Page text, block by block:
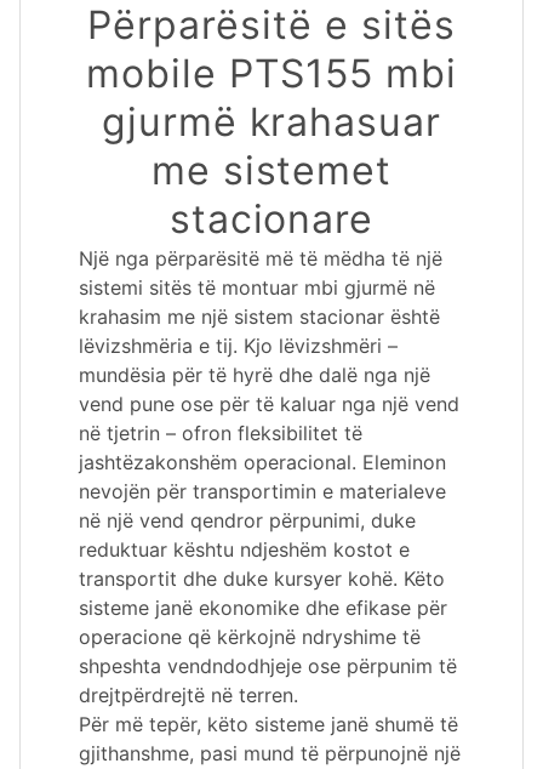
Përparësitë e sitës
mobile PTS155 mbi
gjurmë krahasuar
me sistemet
stacionare
Një nga përparësitë më të mëdha të një
sistemi sitës të montuar mbi gjurmë në
krahasim me një sistem stacionar është
lëvizshmëria e tij. Kjo lëvizshmëri –
mundësia për të hyrë dhe dalë nga një
vend pune ose për të kaluar nga një vend
në tjetrin – ofron fleksibilitet të
jashtëzakonshëm operacional. Eleminon
nevojën për transportimin e materialeve
në një vend qendror përpunimi, duke
reduktuar kështu ndjeshëm kostot e
transportit dhe duke kursyer kohë. Këto
sisteme janë ekonomike dhe efikase për
operacione që kërkojnë ndryshime të
shpeshta vendndodhjeje ose përpunim të
drejtpërdrejtë në terren.
Për më tepër, këto sisteme janë shumë të
gjithanshme, pasi mund të përpunojnë një